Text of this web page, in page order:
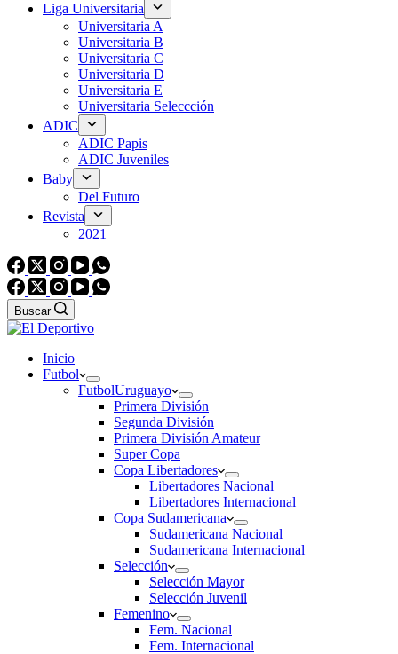
Liga Universitaria
Universitaria A
Universitaria B
Universitaria C
Universitaria D
Universitaria E
Universitaria Seleccción
ADIC
ADIC Papis
ADIC Juveniles
Baby
Del Futuro
Revista
2021
Buscar
Inicio
Futbol
FutbolUruguayo
Primera División
Segunda División
Primera División Amateur
Super Copa
Copa Libertadores
Libertadores Nacional
Libertadores Internacional
Copa Sudamericana
Sudamericana Nacional
Sudamericana Internacional
Selección
Selección Mayor
Selección Juvenil
Femenino
Fem. Nacional
Fem. Internacional